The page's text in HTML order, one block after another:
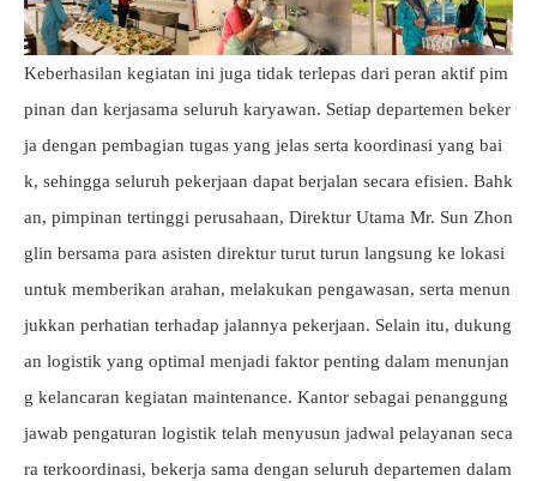
Keberhasilan kegiatan ini juga tidak terlepas dari peran aktif pim
pinan dan kerjasama seluruh karyawan. Setiap departemen beker
ja dengan pembagian tugas yang jelas serta koordinasi yang bai
k, sehingga seluruh pekerjaan dapat berjalan secara efisien. Bahk
an, pimpinan tertinggi perusahaan, Direktur Utama Mr. Sun Zhon
glin bersama para asisten direktur turut turun langsung ke lokasi
untuk memberikan arahan, melakukan pengawasan, serta menun
jukkan perhatian terhadap jalannya pekerjaan. Selain itu, dukung
an logistik yang optimal menjadi faktor penting dalam menunjan
g kelancaran kegiatan maintenance. Kantor sebagai penanggung
jawab pengaturan logistik telah menyusun jadwal pelayanan seca
ra terkoordinasi, bekerja sama dengan seluruh departemen dalam